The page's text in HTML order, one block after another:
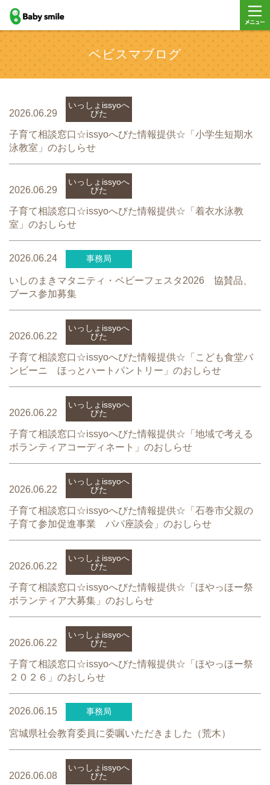
baby smile
ベビスマブログ
2026.06.29
いっしょissyoへ
びた
子育て相談窓口☆issyoへびた情報提供☆「小学生短期水
泳教室」のおしらせ
2026.06.29
いっしょissyoへ
びた
子育て相談窓口☆issyoへびた情報提供☆「着衣水泳教
室」のおしらせ
2026.06.24 事務局
いしのまきマタニティ・ベビーフェスタ2026 協賛品、
ブース参加募集
2026.06.22
いっしょissyoへ
びた
子育て相談窓口☆issyoへびた情報提供☆「こども食堂バ
ンビーニ ほっとハートパントリー」のおしらせ
2026.06.22
いっしょissyoへ
びた
子育て相談窓口☆issyoへびた情報提供☆「地域で考える
ボランティアコーディネート」のおしらせ
2026.06.22
いっしょissyoへ
びた
子育て相談窓口☆issyoへびた情報提供☆「石巻市父親の
子育て参加促進事業 パパ座談会」のおしらせ
2026.06.22
いっしょissyoへ
びた
子育て相談窓口☆issyoへびた情報提供☆「ほやっほー祭
ボランティア大募集」のおしらせ
2026.06.22
いっしょissyoへ
びた
子育て相談窓口☆issyoへびた情報提供☆「ほやっほー祭
２０２６」のおしらせ
2026.06.15 事務局
宮城県社会教育委員に委嘱いただきました（荒木）
2026.06.08
いっしょissyoへ
びた